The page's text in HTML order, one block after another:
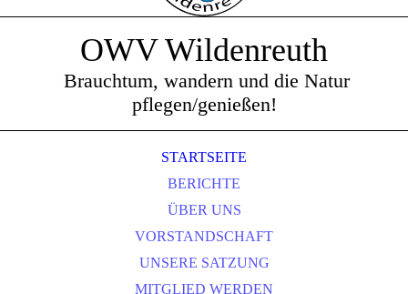
OWV Wildenreuth
Brauchtum, wandern und die Natur
pflegen/genießen!
STARTSEITE
BERICHTE
ÜBER UNS
VORSTANDSCHAFT
UNSERE SATZUNG
MITGLIED WERDEN